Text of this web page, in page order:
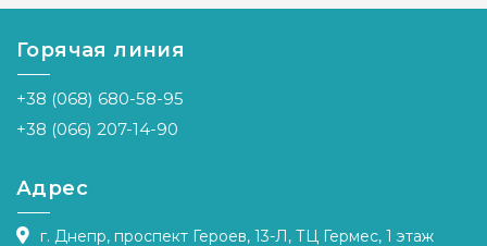
Горячая линия
+38 (068) 680-58-95
+38 (066) 207-14-90
Адрес
г. Днепр, проспект Героев, 13-Л, ТЦ Гермес, 1 этаж